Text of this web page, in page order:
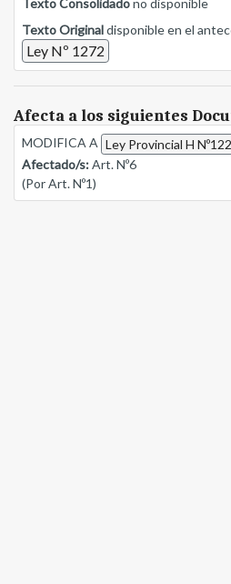
Texto Consolidadono disponible
Texto Originaldisponible en el
Ley Nº 1272
Afecta a los siguientes
MODIFICA A Ley Provincial H
Afectado/s:Art. Nº6
(Por Art. Nº1)